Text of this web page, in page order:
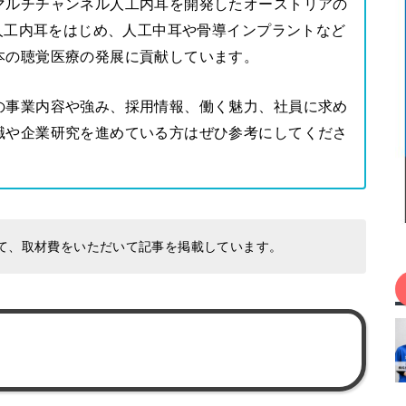
ルチチャンネル人工内耳を開発したオーストリアの
内耳をはじめ、人工中耳や骨導インプラントなど
聴覚医療の発展に貢献しています。
業内容や強み、採用情報、働く魅力、社員に求め
企業研究を進めている方はぜひ参考にしてくださ
取材費をいただいて記事を掲載しています。